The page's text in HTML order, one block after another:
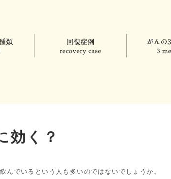
効く？
んでいるという人も多いのではないでしょうか。